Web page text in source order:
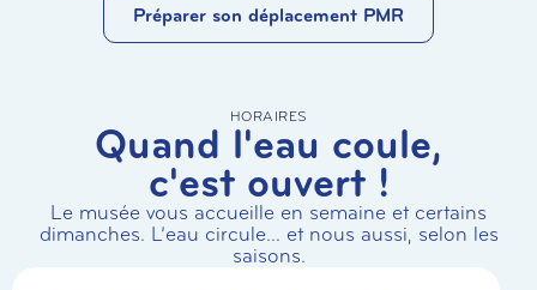
Préparer son déplacement PMR
HORAIRES
Quand l'eau coule,
c'est ouvert !
Le musée vous accueille en semaine et certains
dimanches. L’eau circule… et nous aussi, selon les
saisons.